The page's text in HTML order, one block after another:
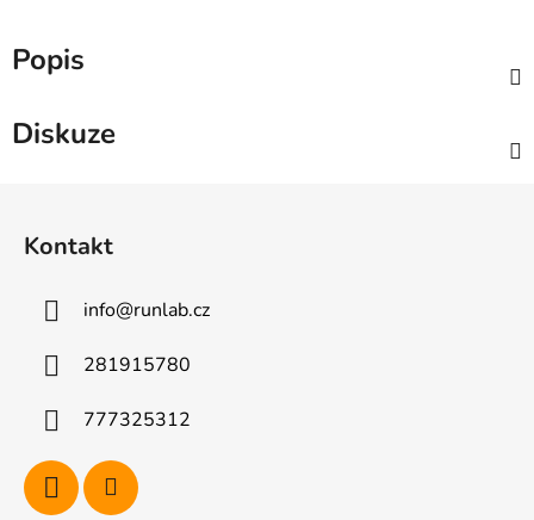
Popis
Diskuze
Kontakt
info@runlab.cz
281915780
777325312